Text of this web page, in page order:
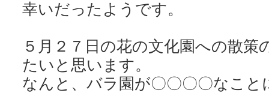
幸いだったようです。
５月２７日の花の文化園への散策
たいと思います。
なんと、バラ園が〇〇〇〇なこと